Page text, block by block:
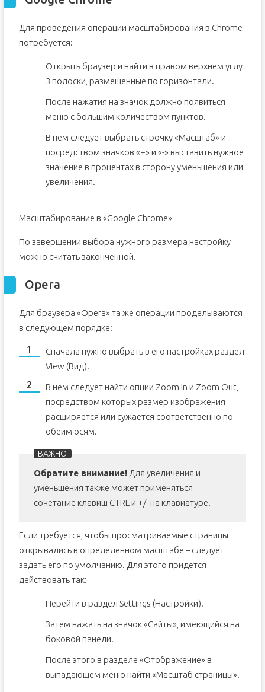
Для проведения операции масштабирования в Chrome
потребуется:
Открыть браузер и найти в правом верхнем углу
3 полоски, размещенные по горизонтали.
После нажатия на значок должно появиться
меню с большим количеством пунктов.
В нем следует выбрать строчку «Масштаб» и
посредством значков «+» и «-» выставить нужное
значение в процентах в сторону уменьшения или
увеличения.
Масштабирование в «Google Chrome»
По завершении выбора нужного размера настройку
можно считать законченной.
Opera
Для браузера «Opera» та же операции проделываются
в следующем порядке:
Сначала нужно выбрать в его настройках раздел
View (Вид).
В нем следует найти опции Zoom In и Zoom Out,
посредством которых размер изображения
расширяется или сужается соответственно по
обеим осям.
Обратите внимание!Для увеличения и
уменьшения также может применяться
сочетание клавиш CTRL и +/- на клавиатуре.
Если требуется, чтобы просматриваемые страницы
открывались в определенном масштабе – следует
задать его по умолчанию. Для этого придется
действовать так:
Перейти в раздел Settings (Настройки).
Затем нажать на значок «Сайты», имеющийся на
боковой панели.
После этого в разделе «Отображение» в
выпадающем меню найти «Масштаб страницы».